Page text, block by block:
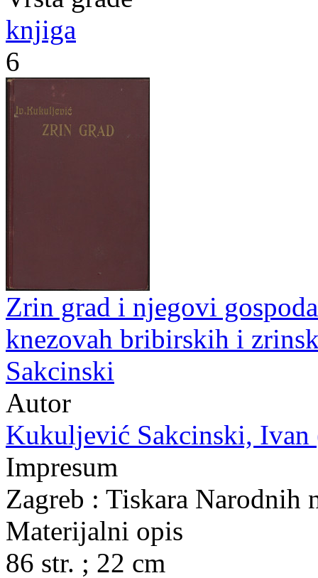
knjiga
6
Zrin grad i njegovi
knezovah bribirskih i
Sakcinski
Autor
Kukuljević Sakcinski, Ivan
Impresum
Zagreb : Tiskara Narodnih
Materijalni opis
86 str. ; 22 cm